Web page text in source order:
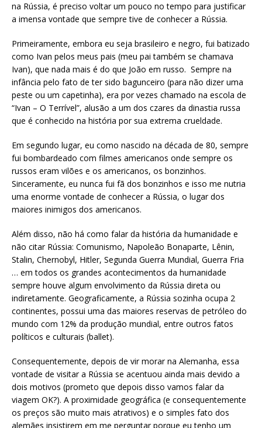
na Rússia, é preciso voltar um pouco no tempo para justificar
a imensa vontade que sempre tive de conhecer a Rússia.
Primeiramente, embora eu seja brasileiro e negro, fui batizado
como Ivan pelos meus pais (meu pai também se chamava
Ivan), que nada mais é do que João em russo. Sempre na
infância pelo fato de ter sido bagunceiro (para não dizer uma
peste ou um capetinha), era por vezes chamado na escola de
“Ivan – O Terrível”, alusão a um dos czares da dinastia russa
que é conhecido na história por sua extrema crueldade.
Em segundo lugar, eu como nascido na década de 80, sempre
fui bombardeado com filmes americanos onde sempre os
russos eram vilões e os americanos, os bonzinhos.
Sinceramente, eu nunca fui fã dos bonzinhos e isso me nutria
uma enorme vontade de conhecer a Rússia, o lugar dos
maiores inimigos dos americanos.
Além disso, não há como falar da história da humanidade e
não citar Rússia: Comunismo, Napoleão Bonaparte, Lênin,
Stalin, Chernobyl, Hitler, Segunda Guerra Mundial, Guerra Fria
… em todos os grandes acontecimentos da humanidade
sempre houve algum envolvimento da Rússia direta ou
indiretamente. Geograficamente, a Rússia sozinha ocupa 2
continentes, possui uma das maiores reservas de petróleo do
mundo com 12% da produção mundial, entre outros fatos
políticos e culturais (ballet).
Consequentemente, depois de vir morar na Alemanha, essa
vontade de visitar a Rússia se acentuou ainda mais devido a
dois motivos (prometo que depois disso vamos falar da
viagem OK?). A proximidade geográfica (e consequentemente
os preços são muito mais atrativos) e o simples fato dos
alemães insistirem em me perguntar porque eu tenho um